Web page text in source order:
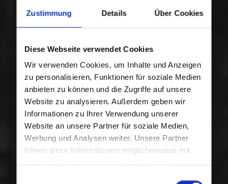
Zustimmung Details Über Cookies
Diese Webseite verwendet Cookies
Wir verwenden Cookies, um Inhalte und Anzeigen
zu personalisieren, Funktionen für soziale Medien
anbieten zu können und die Zugriffe auf unsere
Website zu analysieren. Außerdem geben wir
Informationen zu Ihrer Verwendung unserer
Website an unsere Partner für soziale Medien,
Werbung und Analysen weiter. Unsere Partner
führen diese Informationen möglicherweise mit